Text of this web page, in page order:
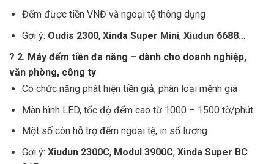
Đếm được tiền VNĐ và ngoại tệ thông dụng
Gợi ý: Oudis 2300, Xinda Super Mini, Xiudun 6688…
? 2. Máy đếm tiền đa năng – dành cho doanh nghiệp,
văn phòng, công ty
Có chức năng phát hiện tiền giả, phân loại mệnh giá
Màn hình LED, tốc độ đếm cao từ 1000 – 1500 tờ/phút
Một số còn hỗ trợ đếm ngoại tệ, in số lượng
Gợi ý: Xiudun 2300C, Modul 3900C, Xinda Super BC